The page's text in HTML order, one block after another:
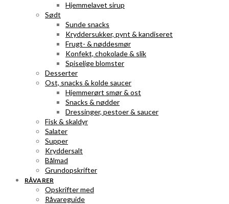
Hjemmelavet sirup
Sødt
Sunde snacks
Kryddersukker, pynt & kandiseret
Frugt- & nøddesmør
Konfekt, chokolade & slik
Spiselige blomster
Desserter
Ost, snacks & kolde saucer
Hjemmerørt smør & ost
Snacks & nødder
Dressinger, pestoer & saucer
Fisk & skaldyr
Salater
Supper
Kryddersalt
Bålmad
Grundopskrifter
RÅVARER
Opskrifter med
Råvareguide